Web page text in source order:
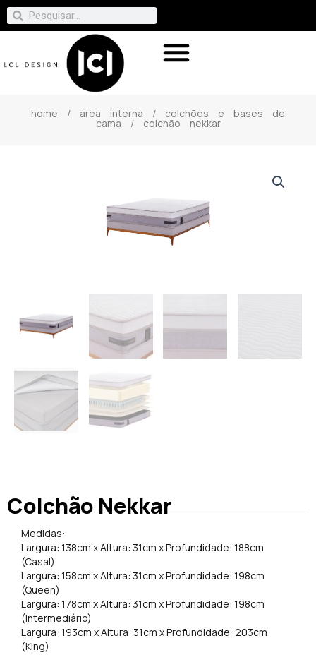
home / área interna / colchões e bases de
cama / colchão nekkar
Colchão Nekkar
Medidas:
Largura: 138cm x Altura: 31cm x Profundidade: 188cm
(Casal)
Largura: 158cm x Altura: 31cm x Profundidade: 198cm
(Queen)
Largura: 178cm x Altura: 31cm x Profundidade: 198cm
(Intermediário)
Largura: 193cm x Altura: 31cm x Profundidade: 203cm
(King)